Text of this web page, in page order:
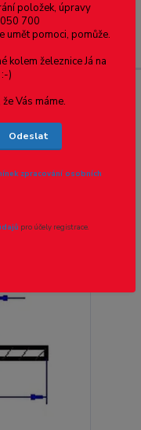
Menu
položek, úpravy
700
umět pomoci, pomůže.
kolem železnice Já na
)
Vás máme.
Odeslat
zpracování osobních
pro účely registrace.